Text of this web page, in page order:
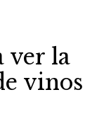
ver la
vinos